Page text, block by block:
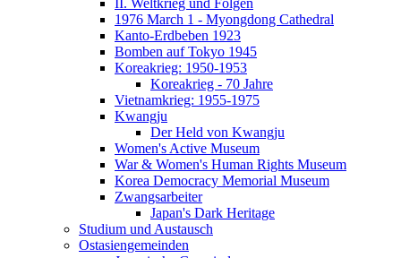
II. Weltkrieg und Folgen
1976 March 1 - Myongdong Cathedral
Kanto-Erdbeben 1923
Bomben auf Tokyo 1945
Koreakrieg: 1950-1953
Koreakrieg - 70 Jahre
Vietnamkrieg: 1955-1975
Kwangju
Der Held von Kwangju
Women's Active Museum
War & Women's Human Rights Museum
Korea Democracy Memorial Museum
Zwangsarbeiter
Japan's Dark Heritage
Studium und Austausch
Ostasiengemeinden